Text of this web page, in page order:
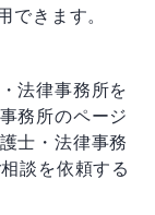
きます。
法律事務所を
務所のページ
士・法律事務
談を依頼する